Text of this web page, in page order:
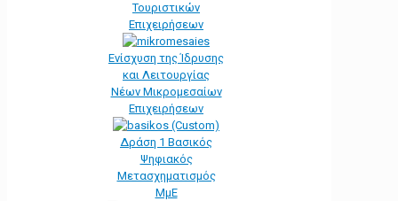
Τουριστικών
Επιχειρήσεων
Ενίσχυση της Ίδρυσης
και Λειτουργίας
Νέων Μικρομεσαίων
Επιχειρήσεων
Δράση 1 Βασικός
Ψηφιακός
Μετασχηματισμός
ΜμΕ